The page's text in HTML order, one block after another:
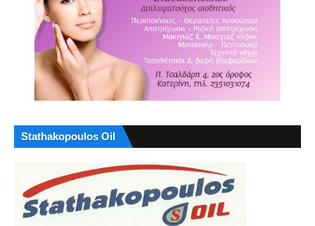
Stathakopoulos Oil